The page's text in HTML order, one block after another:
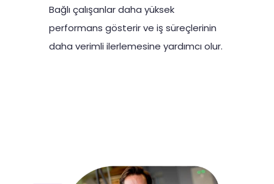
Bağlı çalışanlar daha yüksek
performans gösterir ve iş süreçlerinin
daha verimli ilerlemesine yardımcı olur.